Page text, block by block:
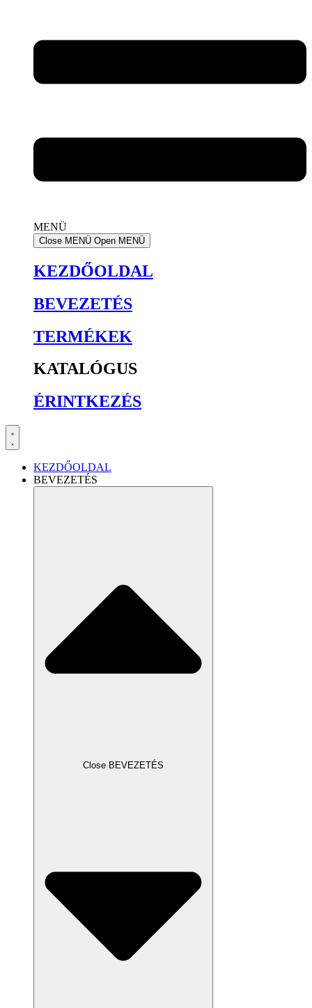
MENÜ
Close MENÜ Open MENÜ
KEZDŐOLDAL
BEVEZETÉS
TERMÉKEK
KATALÓGUS
ÉRINTKEZÉS
KEZDŐOLDAL
BEVEZETÉS
Close BEVEZETÉS